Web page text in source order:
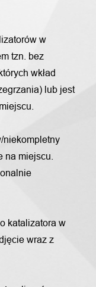
w
tzn. bez
wkład
lub jest
niekompletny
na miejscu.
katalizatora w
wraz z